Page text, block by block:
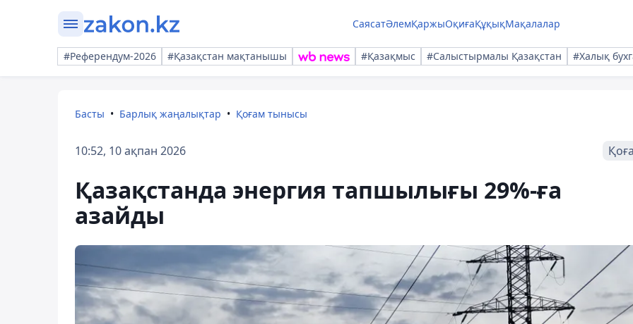
СаясатӘлемҚаржыОқиғаҚұқықМақалалар
#Референдум-2026 #Қазақстан мақтанышы #Қазақмыс #Салыстырмалы Қазақстан #Халық
Басты Барлық жаңалықтар Қоғам тынысы
10:52, 10 ақпан 2026
Қазақстанда энергия тапшылығы 29%-ға
азайды